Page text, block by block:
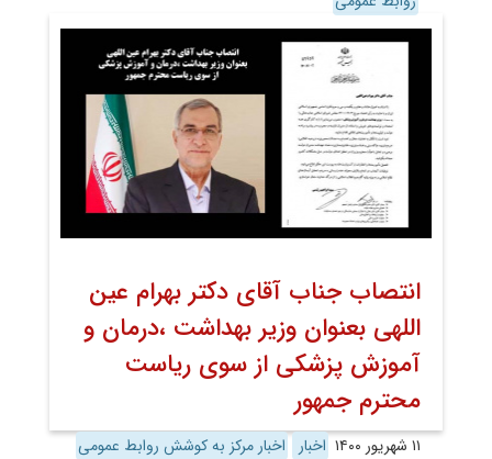
انتصاب جناب آقای دکتر بهرام عین
اللهی بعنوان وزیر بهداشت ،درمان و
آموزش پزشکی از سوی ریاست
محترم جمهور
۱۱ شهریور ۱۴۰۰ اخبار
اخبار مرکز به کوشش روابط عمومی